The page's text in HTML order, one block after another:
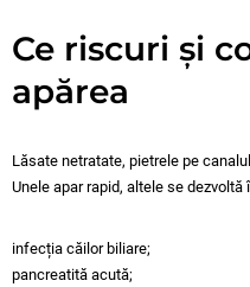
Ce riscuri și
apărea
Lăsate netratate, pietrele pe
Unele apar rapid, altele se dezvoltă
infecția căilor biliare;
pancreatită acută;